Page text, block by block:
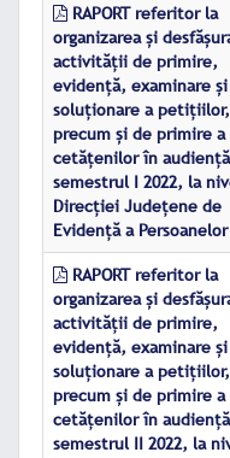
RAPORT referitor la
organizarea şi
activităţii de primire,
evidenţă, examinare şi
soluţionare a petiţiilor,
precum şi de primire a
cetăţenilor în
semestrul I 2022, la
Direcţiei Judeţene de
Evidenţă a
RAPORT referitor la
organizarea şi
activităţii de primire,
evidenţă, examinare şi
soluţionare a petiţiilor,
precum şi de primire a
cetăţenilor în
semestrul II 2022, la